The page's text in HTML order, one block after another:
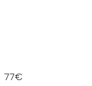
77€